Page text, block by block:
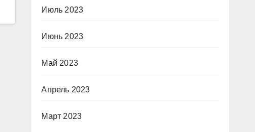
Июль 2023
Июнь 2023
Май 2023
Апрель 2023
Март 2023